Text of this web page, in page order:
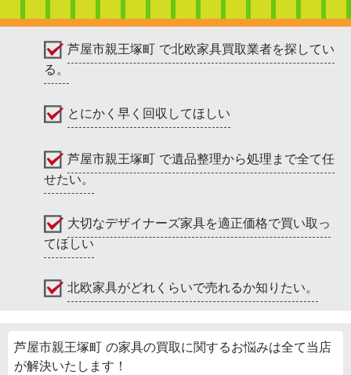
芦屋市親王塚町 で北欧家具買取業者を探してい
る。
とにかく早く回収してほしい
芦屋市親王塚町 で遺品整理から処理まで全て任
せたい。
大切なデザイナーズ家具を適正価格で買い取っ
てほしい
北欧家具がどれくらいで売れるか知りたい。
芦屋市親王塚町 の家具の買取に関するお悩みは全て当店
が解決いたします！